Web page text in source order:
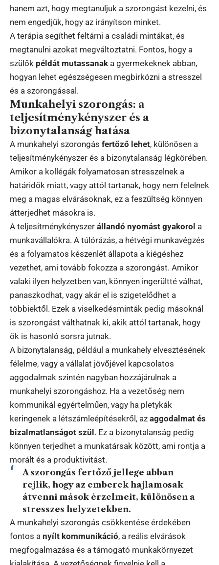
hanem azt, hogy megtanuljuk a szorongást kezelni, és
nem engedjük, hogy az irányítson minket.
A terápia segíthet feltárni a családi mintákat, és
megtanulni azokat megváltoztatni. Fontos, hogy a
szülők példát mutassanak a gyermekeknek abban,
hogyan lehet egészségesen megbirkózni a stresszel
és a szorongással.
Munkahelyi szorongás: a
teljesítménykényszer és a
bizonytalanság hatása
A munkahelyi szorongás fertőző lehet, különösen a
teljesítménykényszer és a bizonytalanság légkörében.
Amikor a kollégák folyamatosan stresszelnek a
határidők miatt, vagy attól tartanak, hogy nem felelnek
meg a magas elvárásoknak, ez a feszültség könnyen
átterjedhet másokra is.
A teljesítménykényszer állandó nyomást gyakorol a
munkavállalókra. A túlórázás, a hétvégi munkavégzés
és a folyamatos készenlét állapota a kiégéshez
vezethet, ami tovább fokozza a szorongást. Amikor
valaki ilyen helyzetben van, könnyen ingerültté válhat,
panaszkodhat, vagy akár el is szigetelődhet a
többiektől. Ezek a viselkedésminták pedig másoknál
is szorongást válthatnak ki, akik attól tartanak, hogy
ők is hasonló sorsra jutnak.
A bizonytalanság, például a munkahely elvesztésének
félelme, vagy a vállalat jövőjével kapcsolatos
aggodalmak szintén nagyban hozzájárulnak a
munkahelyi szorongáshoz. Ha a vezetőség nem
kommunikál egyértelműen, vagy ha pletykák
keringenek a létszámleépítésekről, az aggodalmat és
bizalmatlanságot szül. Ez a bizonytalanság pedig
könnyen terjedhet a munkatársak között, ami rontja a
morált és a produktivitást.
A szorongás fertőző jellege abban
rejlik, hogy az emberek hajlamosak
átvenni mások érzelmeit, különösen a
stresszes helyzetekben.
A munkahelyi szorongás csökkentése érdekében
fontos a nyílt kommunikáció, a reális elvárások
megfogalmazása és a támogató munkakörnyezet